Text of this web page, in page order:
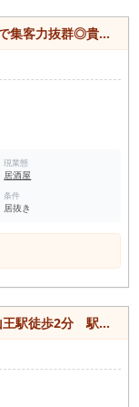
群◎貴重居抜き物件
現業態
居酒屋
条件
居抜き
に最適フリーレント１か月希少物件